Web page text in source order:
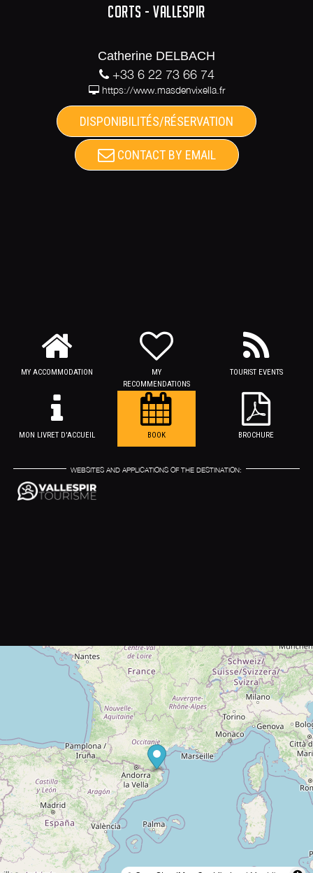
CORTS - VALLESPIR
Catherine DELBACH
+33 6 22 73 66 74
https://www.masdenvixella.fr
DISPONIBILITÉS/RÉSERVATION
CONTACT BY EMAIL
MY ACCOMMODATION
MY
RECOMMENDATIONS
TOURIST EVENTS
MON LIVRET D'ACCUEIL BOOK BROCHURE
WEBSITES AND APPLICATIONS OF THE DESTINATION: